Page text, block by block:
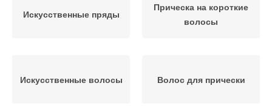
Искусственные пряды
Прическа на короткие
волосы
Искусственные волосы Волос для прически